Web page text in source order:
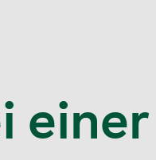
einer